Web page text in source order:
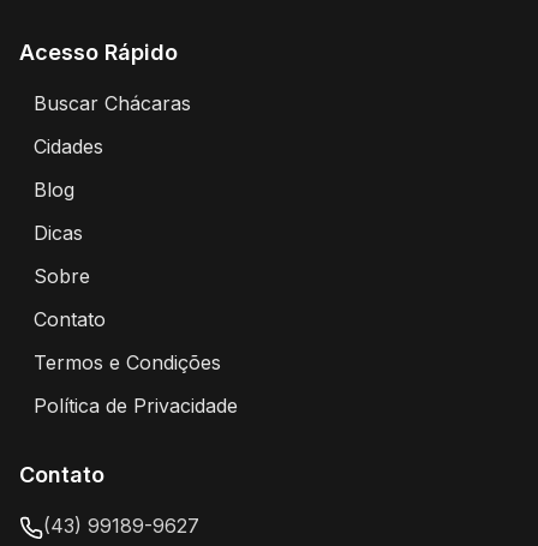
Acesso Rápido
Buscar Chácaras
Cidades
Blog
Dicas
Sobre
Contato
Termos e Condições
Política de Privacidade
Contato
(43) 99189-9627